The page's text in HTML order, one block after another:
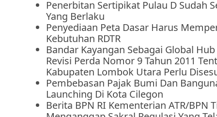
Penerbitan Sertipikat Pulau D Sudah
Yang Berlaku
Penyediaan Peta Dasar Harus
Kebutuhan RDTR
Bandar Kayangan Sebagai Global
Revisi Perda Nomor 9 Tahun 2011
Kabupaten Lombok Utara Perlu
Pembebasan Pajak Bumi Dan
Launching Di Kota Cilegon
Berita BPN RI Kementerian ATR/BPN